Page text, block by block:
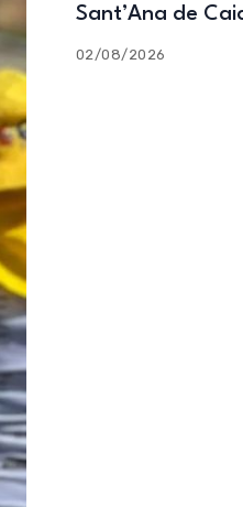
Sant’Ana de
02/08/2026